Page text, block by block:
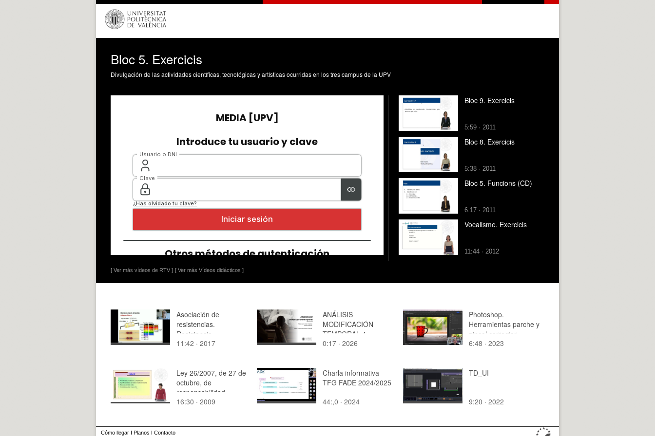
Bloc 5. Exercicis
Divulgación de las actividades científicas, tecnológicas y artísticas ocurridas en los tres campus de la UPV
[ Ver más vídeos de RTV ] [ Ver más Vídeos didácticos ]
Bloc 9. Exercicis
5:59 · 2011
Bloc 8. Exercicis
5:38 · 2011
Bloc 5. Funcions (CD)
6:17 · 2011
Vocalisme. Exercicis
11:44 · 2012
Asociación de
resistencias.
Resistencia
equivalente
11:42 · 2017
ANÁLISIS
MODIFICACIÓN
TEMPORAL 4
0:17 · 2026
Photoshop.
Herramientas parche y
pincel corrector
6:48 · 2023
Ley 26/2007, de 27 de
octubre, de
responsabilidad
ambiental - Parte II
16:30 · 2009
Charla informativa
TFG FADE 2024/2025
44:,0 · 2024
TD_UI
9:20 · 2022
Cómo llegar I Planos I Contacto